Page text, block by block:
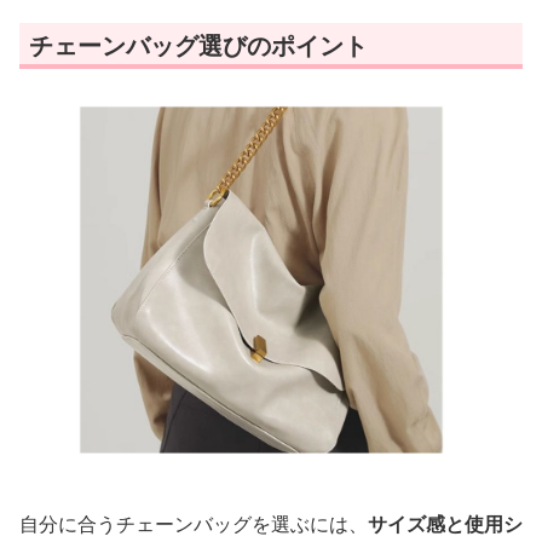
チェーンバッグ選びのポイント
自分に合うチェーンバッグを選ぶには、 サイズ感と使用シ